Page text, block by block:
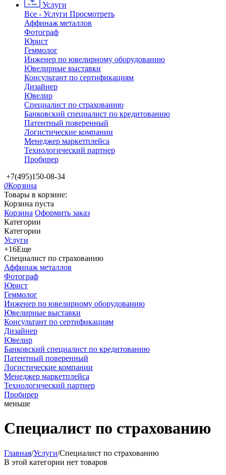
Услуги
Все - Услуги Просмотреть
Аффинаж металлов
Фотограф
Юрист
Геммолог
Инженер по ювелирному оборудованию
Ювелирные выставки
Консультант по сертификациям
Дизайнер
Ювелир
Специалист по страхованию
Банковский специалист по кредитованию
Патентный поверенный
Логистические компании
Менеджер маркетплейса
Технологический партнер
Пробирер
+7(495)150-08-34
0Корзина
Товары в корзине:
Корзина пуста
Корзина Оформить заказ
Категории
Категории
Услуги
+16Еще
Специалист по страхованию
Аффинаж металлов
Фотограф
Юрист
Геммолог
Инженер по ювелирному оборудованию
Ювелирные выставки
Консультант по сертификациям
Дизайнер
Ювелир
Банковский специалист по кредитованию
Патентный поверенный
Логистические компании
Менеджер маркетплейса
Технологический партнер
Пробирер
меньше
Специалист по страхованию
Главная/Услуги/Специалист по страхованию
В этой категории нет товаров